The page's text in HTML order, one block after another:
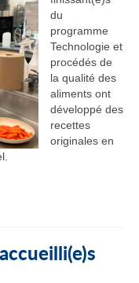
du
programme
Technologie et
procédés de
la qualité des
aliments ont
développé des
recettes
originales en